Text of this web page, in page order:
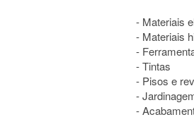
- Materiais
- Materiais
-
- Tintas
- Pisos e
-
-